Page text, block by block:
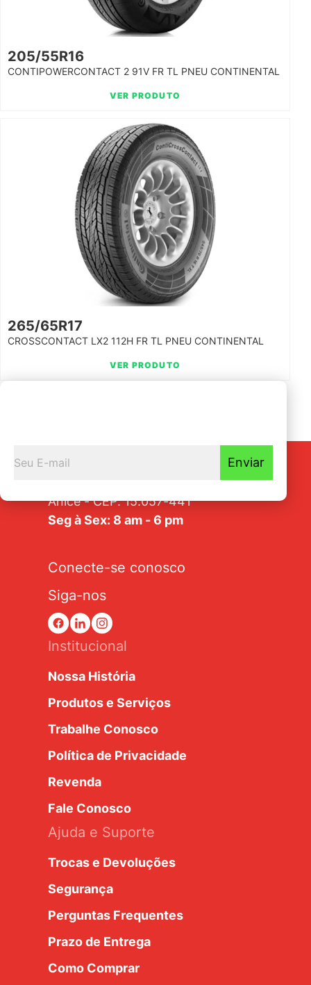
205/55R16
CONTIPOWERCONTACT 2 91V FR TL PNEU CONTINENTAL
VER PRODUTO
265/65R17
CROSSCONTACT LX2 112H FR TL PNEU CONTINENTAL
VER PRODUTO
Enviar
Av. Tarraf, 2570/2580 - Jardim
Anice - CEP: 15.057-441
Seg à Sex: 8 am - 6 pm
Conecte-se conosco
Siga-nos
Institucional
Nossa História
Produtos e Serviços
Trabalhe Conosco
Política de Privacidade
Revenda
Fale Conosco
Ajuda e Suporte
Trocas e Devoluções
Segurança
Perguntas Frequentes
Prazo de Entrega
Como Comprar